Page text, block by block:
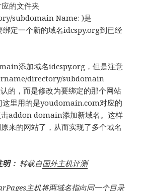
的文件夹
subdomain Name: )是
定一个新的域名idcspy.org到已经
添加域名idcspy.org，但是注意
directory/subdomain
的，而是修改为要绑定的那个网站
这里用的是youdomain.com对应的
addon domain添加新域名。这样
来的网站了，从而实现了多个域名
： 转载自国外主机评测
主机将两域名指向同一个目录